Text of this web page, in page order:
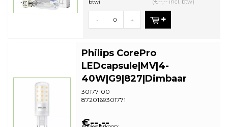
btw)
(€--,-- incl. btw)
- +
Philips CorePro
LEDcapsule|MV|4-
40W|G9|827|Dimbaar
30177100
8720169301771
€--,--